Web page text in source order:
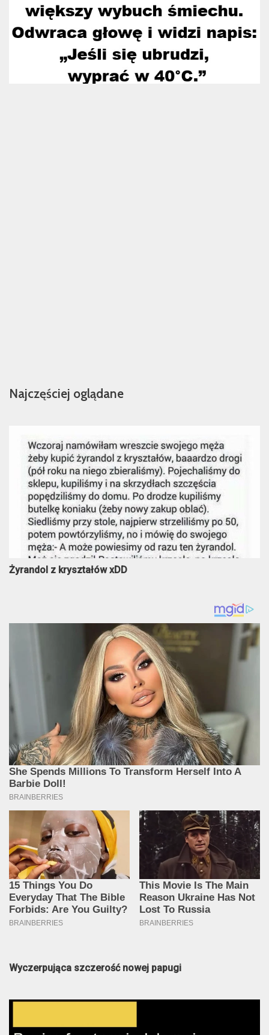
Najczęściej oglądane
Żyrandol z kryształów xDD
Wyczerpująca szczerość nowej papugi